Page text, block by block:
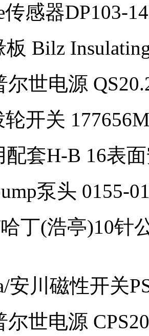
传感器DP103-
Bilz
尔世电源
轮开关
配套H-B 16表
泵头 0155-
丁(浩亭)10针
安川磁性开关
尔世电源